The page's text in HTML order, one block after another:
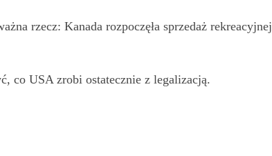
rzecz: Kanada rozpoczęła sprzedaż rekreacyjnej
co USA zrobi ostatecznie z legalizacją.